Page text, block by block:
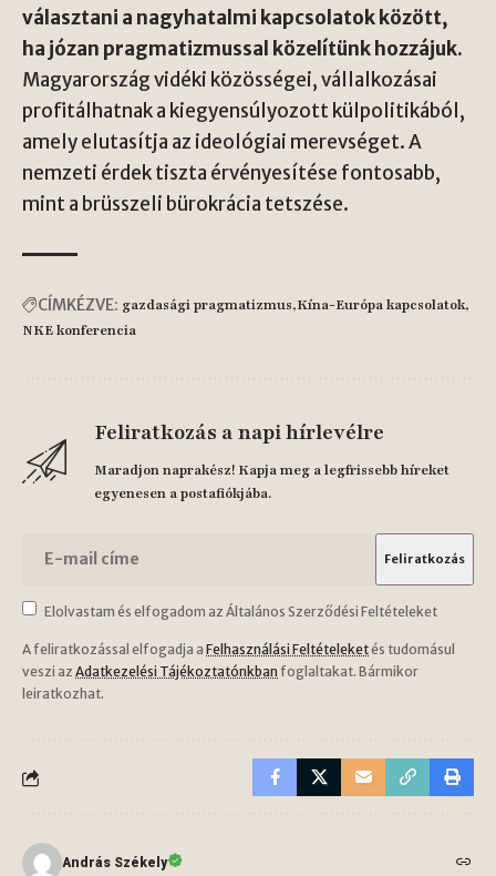
választani a nagyhatalmi kapcsolatok között,
ha józan pragmatizmussal közelítünk hozzájuk.
Magyarország vidéki közösségei, vállalkozásai
profitálhatnak a kiegyensúlyozott külpolitikából,
amely elutasítja az ideológiai merevséget. A
nemzeti érdek tiszta érvényesítése fontosabb,
mint a brüsszeli bürokrácia tetszése.
CÍMKÉZVE: gazdasági pragmatizmus Kína-Európa kapcsolatok
NKE konferencia
Feliratkozás a napi hírlevélre
Maradjon naprakész! Kapja meg a legfrissebb híreket
egyenesen a postafiókjába.
Elolvastam és elfogadom az Általános Szerződési Feltételeket
A feliratkozással elfogadja a Felhasználási Feltételeketés tudomásul
veszi az Adatkezelési Tájékoztatónkban foglaltakat. Bármikor
leiratkozhat.
András Székely